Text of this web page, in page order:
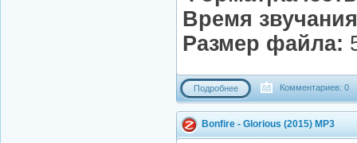
Время
Размер файла:
Подробнее Комментариев: 0
Bonfire - Glorious (2015) MP3